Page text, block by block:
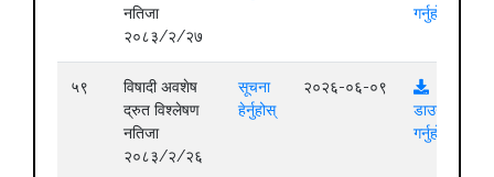
नतिजा
२०८३/२/२७
गर्नुहोस्
५९
विषादी अवशेष
द्रुत विश्लेषण
नतिजा
२०८३/२/२६
सूचना
हेर्नुहोस्
२०२६-०६-०९
डाउनलोड
गर्नुहोस्